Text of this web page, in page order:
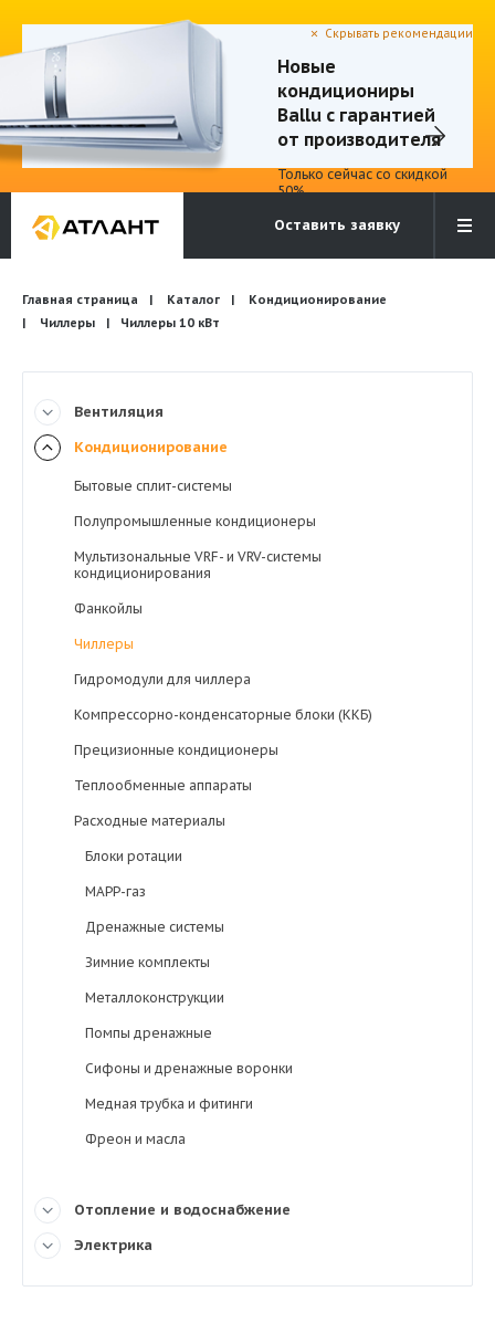
Новые
кондициониры
Ballu с гарантией
от производителя
Только сейчас со скидкой
50%
Скрывать рекомендации
Оставить заявку
Электронная почта
info@atlantcompany.ru 8 (495) 532-45-07
Акции
Бренды
Бланки запросов
Главная страница Каталог
Кондиционирование
Чиллеры
Чиллеры 10 кВт
Вентиляция
Кондиционирование
Бытовые сплит-системы
Полупромышленные кондиционеры
Мультизональные VRF- и VRV-системы
кондиционирования
Фанкойлы
Чиллеры
Гидромодули для чиллера
Компрессорно-конденсаторные блоки (ККБ)
Прецизионные кондиционеры
Теплообменные аппараты
Расходные материалы
Блоки ротации
MAPP-газ
Дренажные системы
Зимние комплекты
Металлоконструкции
Помпы дренажные
Сифоны и дренажные воронки
Медная трубка и фитинги
Фреон и масла
Отопление и водоснабжение
Электрика